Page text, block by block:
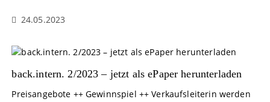
24.05.2023
back.intern. 2/2023 – jetzt als ePaper herunterladen
Preisangebote ++ Gewinnspiel ++ Verkaufsleiterin werden